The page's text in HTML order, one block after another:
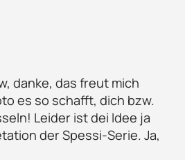
danke, das freut mich
es so schafft, dich bzw.
Leider ist dei Idee ja
der Spessi-Serie. Ja,